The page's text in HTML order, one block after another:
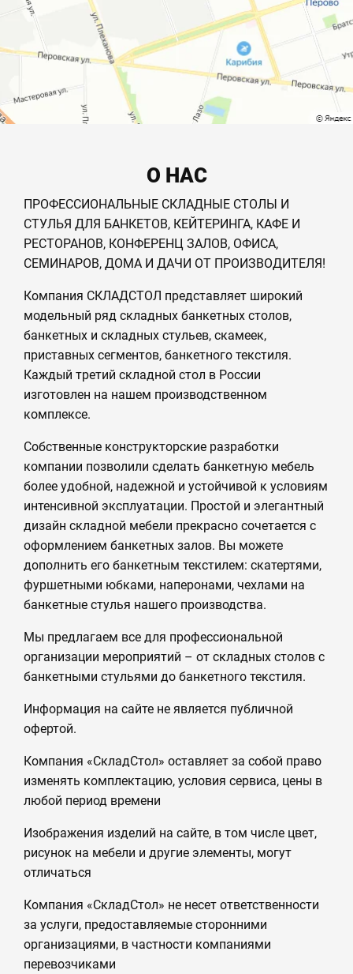
О НАС
ПРОФЕССИОНАЛЬНЫЕ СКЛАДНЫЕ СТОЛЫ И
СТУЛЬЯ ДЛЯ БАНКЕТОВ, КЕЙТЕРИНГА, КАФЕ И
РЕСТОРАНОВ, КОНФЕРЕНЦ ЗАЛОВ, ОФИСА,
СЕМИНАРОВ, ДОМА И ДАЧИ ОТ ПРОИЗВОДИТЕЛЯ!
Компания СКЛАДСТОЛ представляет широкий
модельный ряд складных банкетных столов,
банкетных и складных стульев, скамеек,
приставных сегментов, банкетного текстиля.
Каждый третий складной стол в России
изготовлен на нашем производственном
комплексе.
Собственные конструкторские разработки
компании позволили сделать банкетную мебель
более удобной, надежной и устойчивой к условиям
интенсивной эксплуатации. Простой и элегантный
дизайн складной мебели прекрасно сочетается с
оформлением банкетных залов. Вы можете
дополнить его банкетным текстилем: скатертями,
фуршетными юбками, наперонами, чехлами на
банкетные стулья нашего производства.
Мы предлагаем все для профессиональной
организации мероприятий – от складных столов с
банкетными стульями до банкетного текстиля.
Информация на сайте не является публичной
офертой.
Компания «СкладСтол» оставляет за собой право
изменять комплектацию, условия сервиса, цены в
любой период времени
Изображения изделий на сайте, в том числе цвет,
рисунок на мебели и другие элементы, могут
отличаться
Компания «СкладСтол» не несет ответственности
за услуги, предоставляемые сторонними
организациями, в частности компаниями
перевозчиками